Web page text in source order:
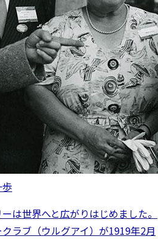
は世界へと広がりはじめました。
ラブ（ウルグアイ）が1919年2月